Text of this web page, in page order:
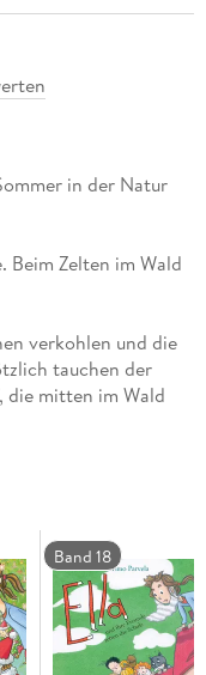
in der Natur
Beim Zelten im Wald
verkohlen und die
tauchen der
die mitten im Wald
singen, sich
einen sicheren Ort
Band 18